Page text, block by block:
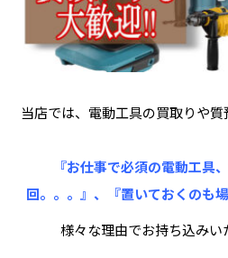
当店では、電動工具の買取りや質
『お仕事で必須の電動工具
回。。。』、『置いておくのも
様々な理由でお持ち込みい